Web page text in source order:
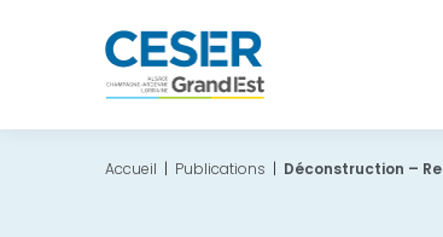
Accueil | Publications | Déconstruction –